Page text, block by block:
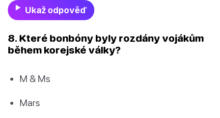
Ukaž odpověď
8. Které bonbóny byly rozdány vojákům
během korejské války?
M & Ms
Mars